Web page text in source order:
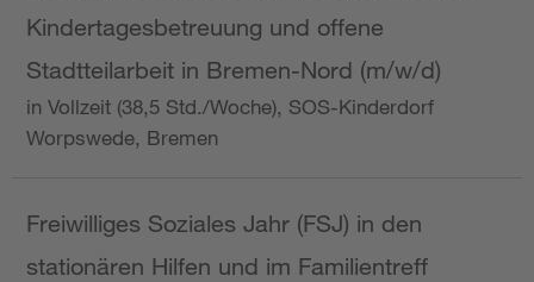
Kindertagesbetreuung und offene
Stadtteilarbeit in Bremen-Nord (m/w/d)
in Vollzeit (38,5 Std./Woche), SOS-Kinderdorf
Worpswede, Bremen
Freiwilliges Soziales Jahr (FSJ) in den
stationären Hilfen und im Familientreff